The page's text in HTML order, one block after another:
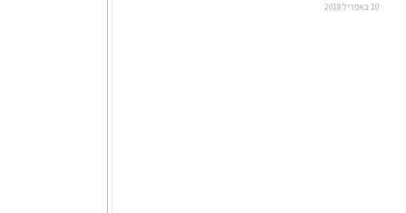
10 באפריל 2018